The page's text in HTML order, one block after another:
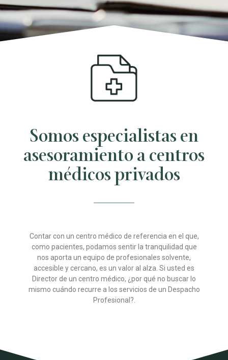
Somos especialistas en
asesoramiento a centros
médicos privados
Contar con un centro médico de referencia en el que,
como pacientes, podamos sentir la tranquilidad que
nos aporta un equipo de profesionales solvente,
accesible y cercano, es un valor al alza. Si usted es
Director de un centro médico, ¿por qué no buscar lo
mismo cuándo recurre a los servicios de un Despacho
Profesional?.